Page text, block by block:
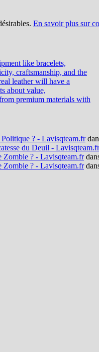
En savoir plus sur
like bracelets,
craftsmanship, and the
leather will have a
about value,
premium materials with
? - Lavisqteam.fr
du Deuil - Lavisqteam.fr
? - Lavisqteam.fr
? - Lavisqteam.fr